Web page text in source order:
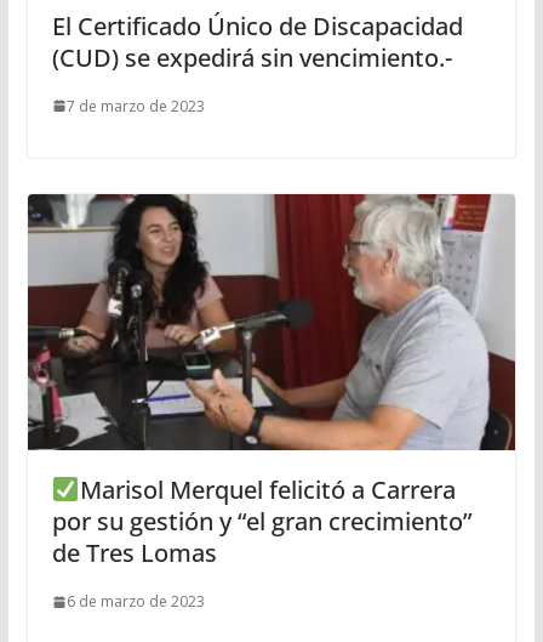
El Certificado Único de Discapacidad
(CUD) se expedirá sin vencimiento.-
7 de marzo de 2023
Marisol Merquel felicitó a Carrera
por su gestión y “el gran crecimiento”
de Tres Lomas
6 de marzo de 2023